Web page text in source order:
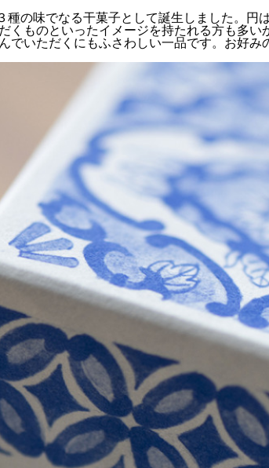
の味でなる干菓子として誕生しました。
くものといったイメージを持たれる方も多
でいただくにもふさわしい一品です。お好